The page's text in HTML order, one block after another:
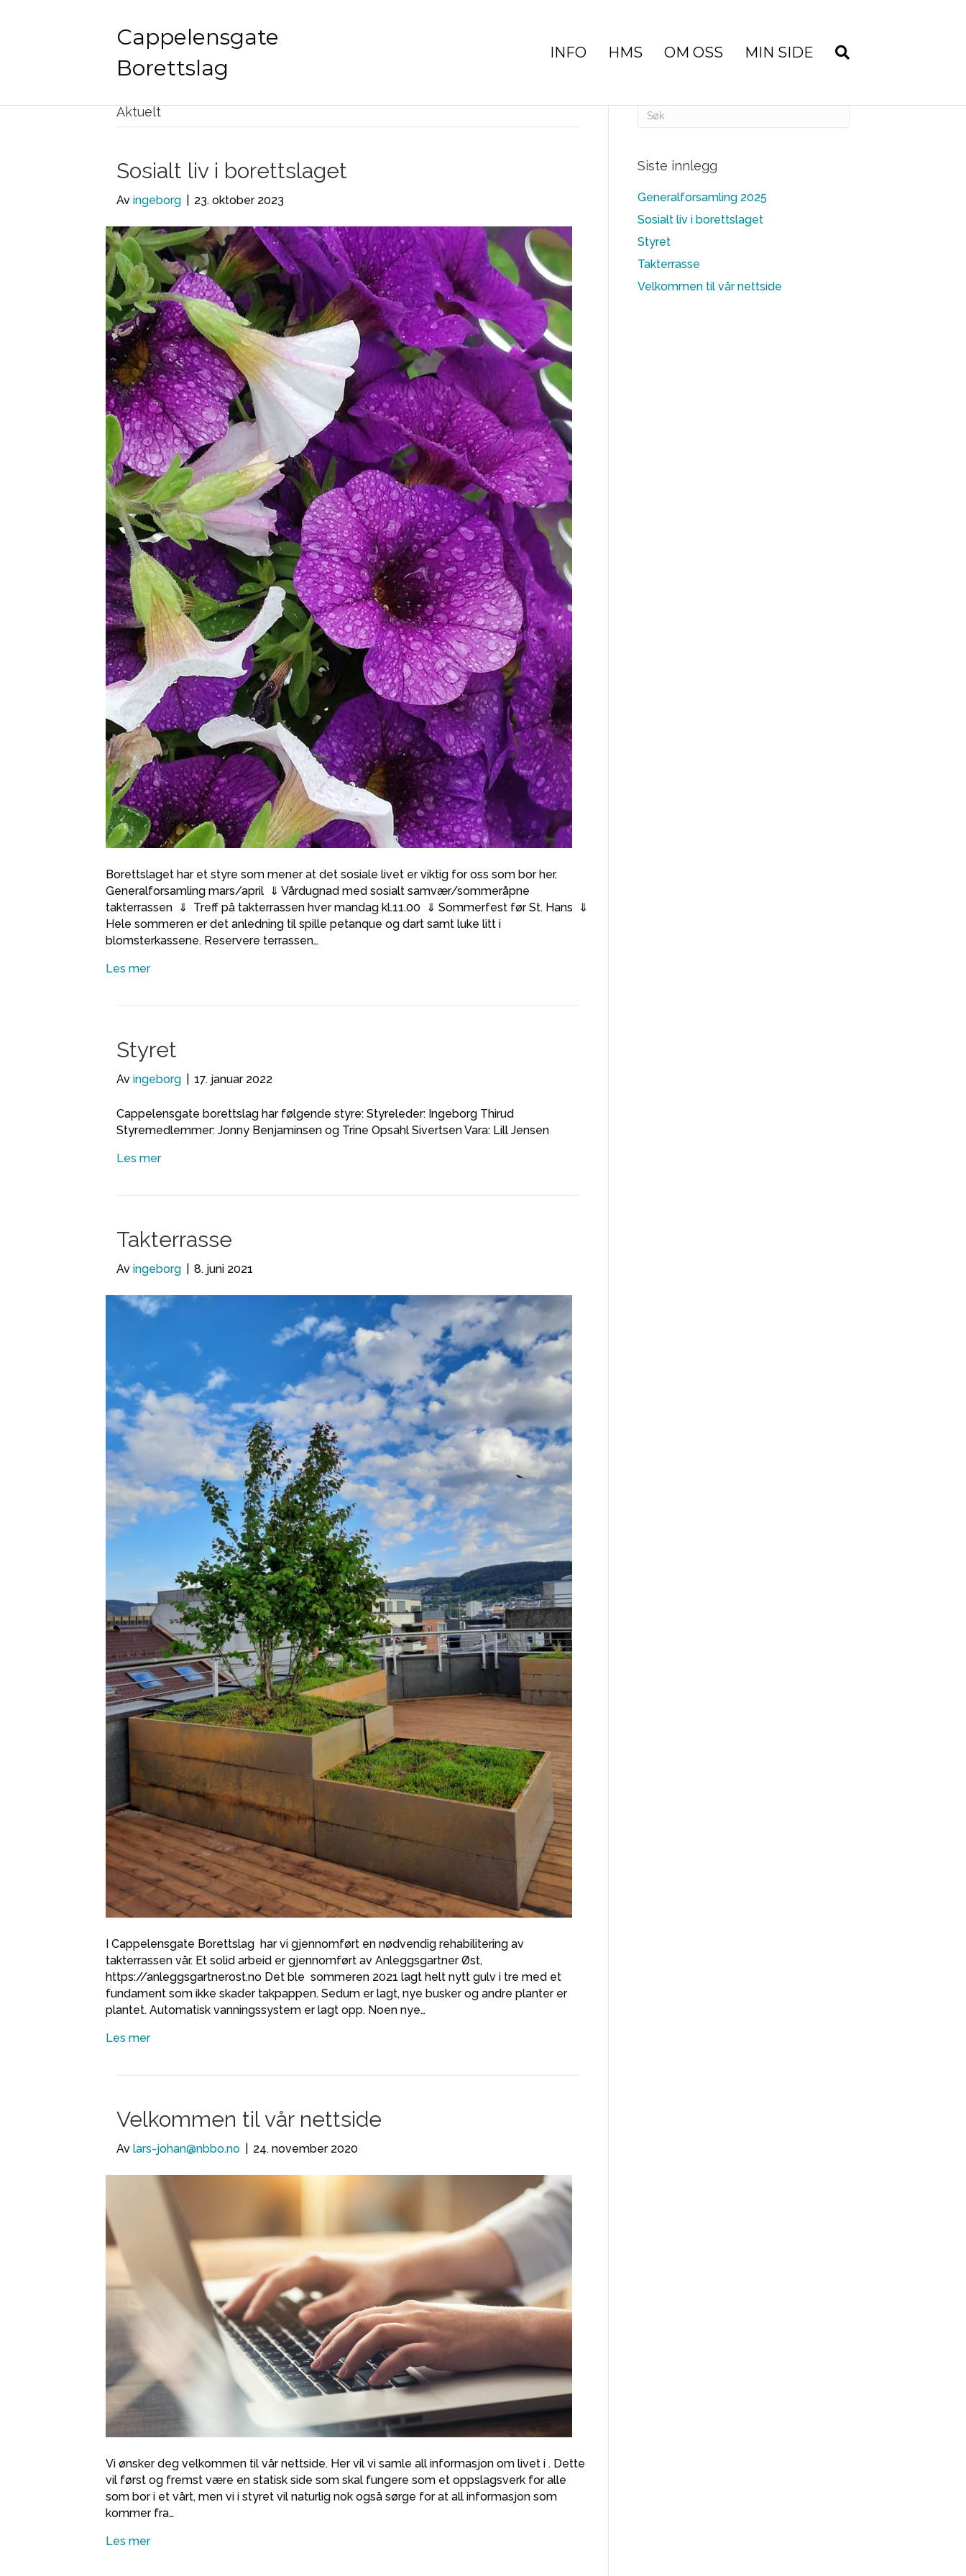
Cappelensgate
Borettslag
INFO HMS OM OSS MIN SIDE
Aktuelt
Sosialt liv i borettslaget
Av ingeborg 23. oktober 2023
Borettslaget har et styre som mener at det sosiale livet er viktig for oss som bor her.
Generalforsamling mars/april ⇓ Vårdugnad med sosialt samvær/sommeråpne
takterrassen ⇓ Treff på takterrassen hver mandag kl.11.00 ⇓ Sommerfest før St. Hans ⇓
Hele sommeren er det anledning til spille petanque og dart samt luke litt i
blomsterkassene. Reservere terrassen…
Les mer
Styret
Av ingeborg 17. januar 2022
Cappelensgate borettslag har følgende styre: Styreleder: Ingeborg Thirud
Styremedlemmer: Jonny Benjaminsen og Trine Opsahl Sivertsen Vara: Lill Jensen
Les mer
Takterrasse
Av ingeborg 8. juni 2021
I Cappelensgate Borettslag har vi gjennomført en nødvendig rehabilitering av
takterrassen vår. Et solid arbeid er gjennomført av Anleggsgartner Øst,
https://anleggsgartnerost.no Det ble sommeren 2021 lagt helt nytt gulv i tre med et
fundament som ikke skader takpappen. Sedum er lagt, nye busker og andre planter er
plantet. Automatisk vanningssystem er lagt opp. Noen nye…
Les mer
Velkommen til vår nettside
Av lars-johan@nbbo.no 24. november 2020
Vi ønsker deg velkommen til vår nettside. Her vil vi samle all informasjon om livet i . Dette
vil først og fremst være en statisk side som skal fungere som et oppslagsverk for alle
som bor i et vårt, men vi i styret vil naturlig nok også sørge for at all informasjon som
kommer fra…
Les mer
Siste innlegg
Generalforsamling 2025
Sosialt liv i borettslaget
Styret
Takterrasse
Velkommen til vår nettside